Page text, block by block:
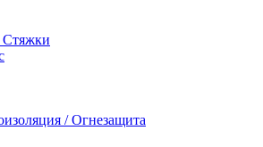
Стяжки
/ Огнезащита